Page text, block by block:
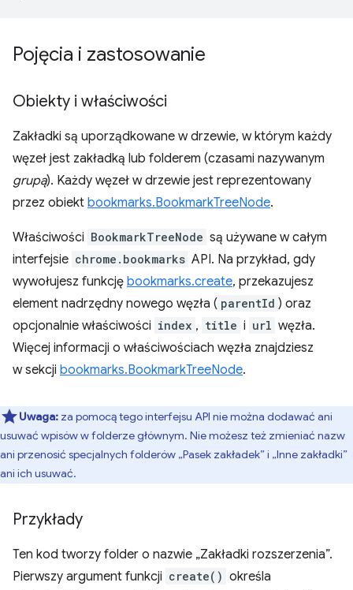
Pojęcia i zastosowanie
Obiekty i właściwości
Zakładki są uporządkowane w drzewie, w którym każdy
węzeł jest zakładką lub folderem (czasami nazywanym
grupą). Każdy węzeł w drzewie jest reprezentowany
przez obiekt bookmarks.BookmarkTreeNode.
Właściwości BookmarkTreeNode są używane w całym
interfejsie chrome.bookmarks API. Na przykład, gdy
wywołujesz funkcję bookmarks.create, przekazujesz
element nadrzędny nowego węzła ( parentId ) oraz
opcjonalnie właściwości index , title i url węzła.
Więcej informacji o właściwościach węzła znajdziesz
w sekcji bookmarks.BookmarkTreeNode.
Uwaga: za pomocą tego interfejsu API nie można dodawać ani
usuwać wpisów w folderze głównym. Nie możesz też zmieniać nazw
ani przenosić specjalnych folderów „Pasek zakładek” i „Inne zakładki”
ani ich usuwać.
Przykłady
Ten kod tworzy folder o nazwie „Zakładki rozszerzenia”.
Pierwszy argument funkcji create() określa